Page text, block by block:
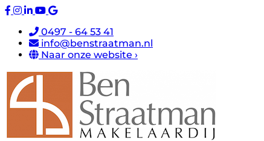
0497 - 64 53 41
info@benstraatman.nl
Naar onze website ›